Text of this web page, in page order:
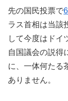
先の国民投票で
ラス首相は当該
して今度はドイ
自国議会の説得
に、一体何たる
ありません。